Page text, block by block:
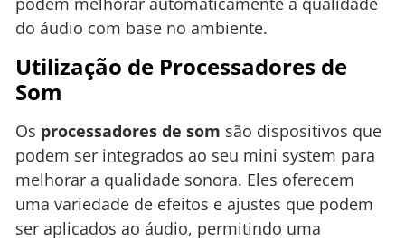
do áudio com base no ambiente.
Utilização de Processadores de
Som
Os processadores de som são dispositivos que
podem ser integrados ao seu mini system para
melhorar a qualidade sonora. Eles oferecem
uma variedade de efeitos e ajustes que podem
ser aplicados ao áudio, permitindo uma